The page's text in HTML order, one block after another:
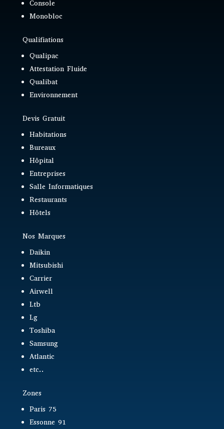
Console
Monobloc
Qualifiations
Qualipac
Attestation Fluide
Qualibat
Environnement
Devis Gratuit
Habitations
Bureaux
Hôpital
Entreprises
Salle Informatiques
Restaurants
Hôtels
Nos Marques
Daikin
Mitsubishi
Carrier
Airwell
Ltb
Lg
Toshiba
Samsung
Atlantic
etc..
Zones
Paris 75
Essonne 91